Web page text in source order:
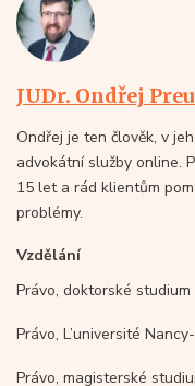
JUDr. Ondřej
Ondřej je ten člověk, v
advokátní služby online.
15 let a rád klientům
problémy.
Vzdělání
Právo, doktorské studium
Právo, L’université
Právo, magisterské